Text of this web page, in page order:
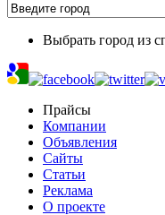
Выбрать город из
Прайсы
Компании
Объявления
Сайты
Статьи
Реклама
О проекте